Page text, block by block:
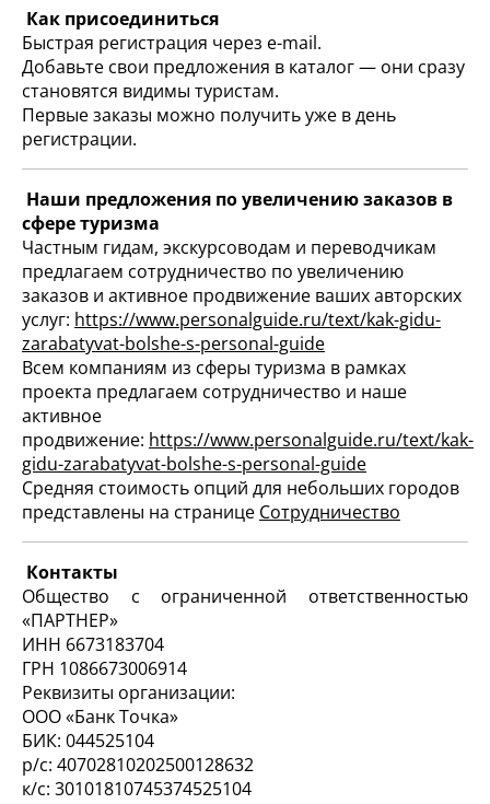
Как присоединиться
Быстрая регистрация через e-mail.
Добавьте свои предложения в каталог — они сразу
становятся видимы туристам.
Первые заказы можно получить уже в день
регистрации.
Наши предложения по увеличению заказов в
сфере туризма
Частным гидам, экскурсоводам и переводчикам
предлагаем сотрудничество по увеличению
заказов и активное продвижение ваших авторских
услуг: https://www.personalguide.ru/text/kak-gidu-
zarabatyvat-bolshe-s-personal-guide
Всем компаниям из сферы туризма в рамках
проекта предлагаем сотрудничество и наше
активное
продвижение: https://www.personalguide.ru/text/kak-
gidu-zarabatyvat-bolshe-s-personal-guide
Средняя стоимость опций для небольших городов
представлены на странице Сотрудничество
Контакты
Общество с ограниченной ответственностью
«ПАРТНЕР»
ИНН 6673183704
ГРН 1086673006914
Реквизиты организации:
ООО «Банк Точка»
БИК: 044525104
р/с: 40702810202500128632
к/с: 30101810745374525104